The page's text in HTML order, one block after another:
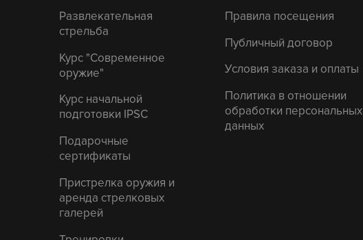
Развлекательная
стрельба
Курс "Современное
оружие"
Курс начальной
подготовки IPSC
Подарочные
сертификаты
Пристрелка оружия и
аренда стрелковых
галерей
Правила посещения
Публичный договор
Условия заказа и оплаты
Политика в отношении
обработки персональных
данных